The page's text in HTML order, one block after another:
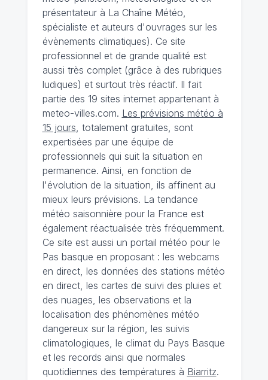
présentateur à La Chaîne Météo,
spécialiste et auteurs d'ouvrages sur les
évènements climatiques). Ce site
professionnel et de grande qualité est
aussi très complet (grâce à des rubriques
ludiques) et surtout très réactif. Il fait
partie des 19 sites internet appartenant à
meteo-villes.com. Les prévisions météo à
15 jours , totalement gratuites, sont
expertisées par une équipe de
professionnels qui suit la situation en
permanence. Ainsi, en fonction de
l'évolution de la situation, ils affinent au
mieux leurs prévisions. La tendance
météo saisonnière pour la France est
également réactualisée très fréquemment.
Ce site est aussi un portail météo pour le
Pas basque en proposant : les webcams
en direct, les données des stations météo
en direct, les cartes de suivi des pluies et
des nuages, les observations et la
localisation des phénomènes météo
dangereux sur la région, les suivis
climatologiques, le climat du Pays Basque
et les records ainsi que normales
quotidiennes des températures à Biarritz.